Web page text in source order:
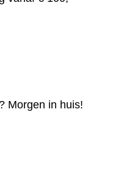
Morgen in huis!